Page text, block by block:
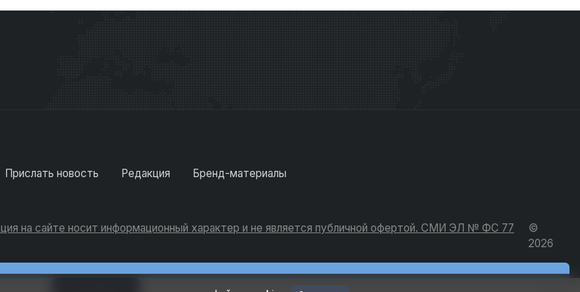
Прислать новость Редакция Бренд-материалы
на сайте носит информационный характер и не является публичной офертой. СМИ ЭЛ № ФС 77
©
2026